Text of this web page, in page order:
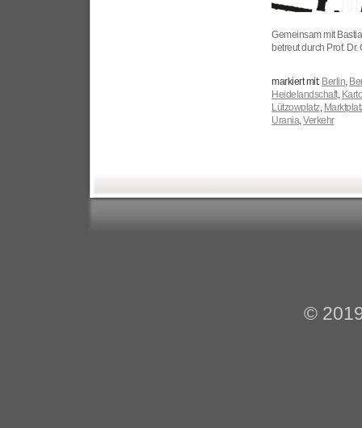
Gemeinsam mit
betreut durch Prof.
markiert mit: Berlin,
Heidelandschaft,
Lützowplatz,
Urania,Verkehr
©